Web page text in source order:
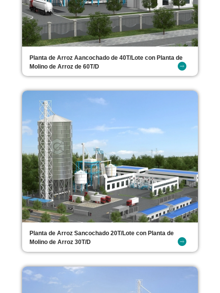
Planta de Arroz Aancochado de 40T/Lote con Planta de
Molino de Arroz de 60T/D
Planta de Arroz Sancochado 20T/Lote con Planta de
Molino de Arroz 30T/D